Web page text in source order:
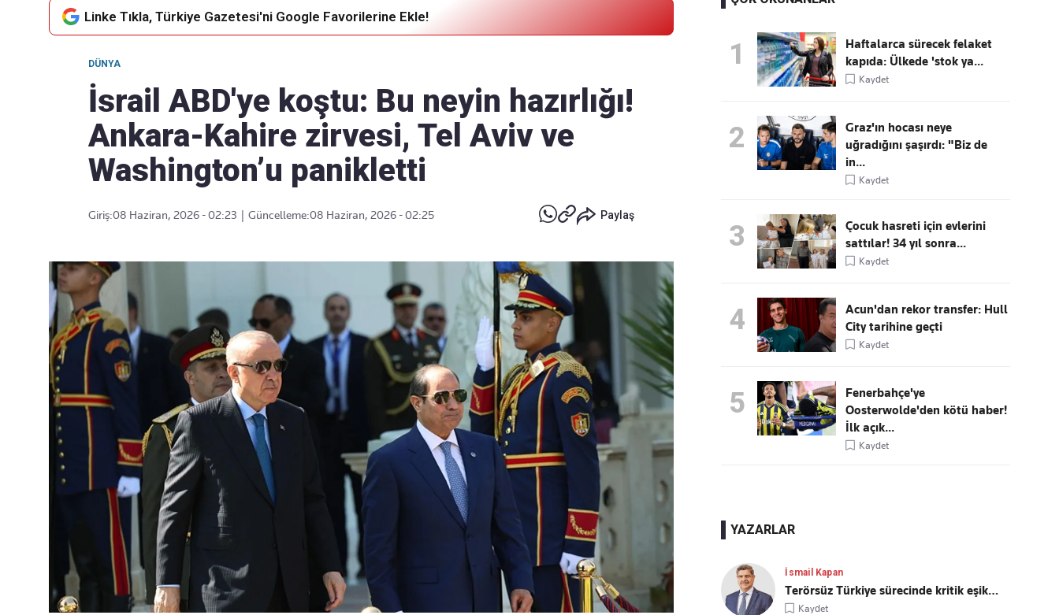
akışımıza ulaşın
göndermek içintıklayın
Kaçırmayın
Ücretsiz üye olun, gündemi
Linke Tıkla, Türkiye Gazetesi'ni Google Favorilerine Ekle!
DÜNYA
İsrail ABD'ye koştu: Bu neyin hazırlığı!
Ankara-Kahire zirvesi, Tel Aviv ve
Washington’u panikletti
Giriş:08 Haziran, 2026 - 02:23 Güncelleme:08 Haziran, 2026 - 02:25 Paylaş
1
Haftalarca sürecek felaket
kapıda: Ülkede 'stok ya...
Kaydet
2
Graz'ın hocası neye
uğradığını şaşırdı: "Biz de
in...
Kaydet
3
Çocuk hasreti için evlerini
sattılar! 34 yıl sonra...
Kaydet
4
Acun'dan rekor transfer: Hull
City tarihine geçti
Kaydet
5
Fenerbahçe'ye
Oosterwolde'den kötü haber!
İlk açık...
Kaydet
YAZARLAR
İsmail Kapan
Terörsüz Türkiye sürecinde kritik eşik…
Kaydet